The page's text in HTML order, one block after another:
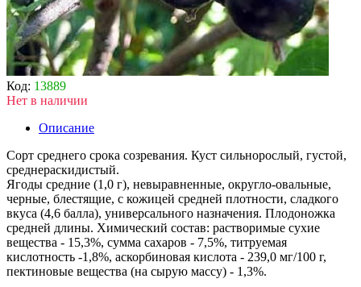
Код: 13889
Нет в наличии
Описание
Сорт среднего срока созревания. Куст сильнорослый, густой,
среднераскидистый.
Ягоды средние (1,0 г), невыравненные, округло-овальные,
черные, блестящие, с кожицей средней плотности, сладкого
вкуса (4,6 балла), универсального назначения. Плодоножка
средней длины. Химический состав: растворимые сухие
вещества - 15,3%, сумма сахаров - 7,5%, титруемая
кислотность -1,8%, аскорбиновая кислота - 239,0 мг/100 г,
пектиновые вещества (на сырую массу) - 1,3%.